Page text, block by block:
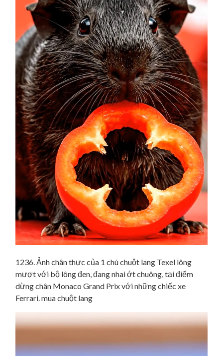
1236. Ảnh chân thực của 1 chú chuột lang Texel lông
mượt với bộ lông đen, đang nhai ớt chuông, tại điểm
dừng chân Monaco Grand Prix với những chiếc xe
Ferrari. mua chuột lang